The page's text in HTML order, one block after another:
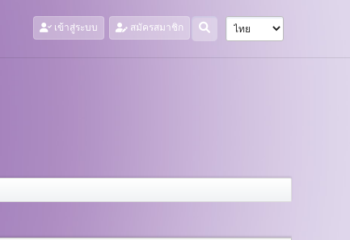
เข้าสู่ระบบ สมัครสมาชิก